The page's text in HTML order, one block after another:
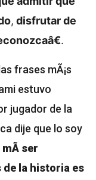
, disfrutar de
.
frases mÃ¡s
estuvo
jugador de la
dije que lo soy
mÃ­ ser
la historia es